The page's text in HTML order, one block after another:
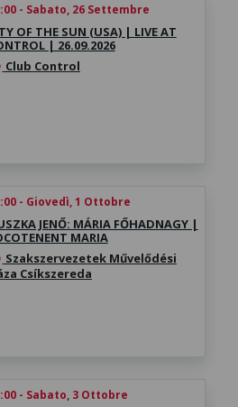
- Sabato, 26 Settembre
OF THE SUN (USA) | LIVE AT
| 26.09.2026
Club Control
- Giovedì, 1 Ottobre
JENŐ: MÁRIA FŐHADNAGY |
MARIA
Szakszervezetek Művelődési
Csíkszereda
- Sabato, 3 Ottobre